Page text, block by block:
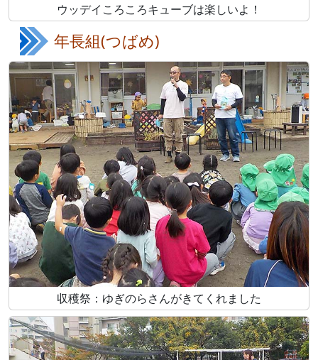
ウッデイころころキューブは楽しいよ！
年長組(つばめ)
収穫祭：ゆぎのらさんがきてくれました